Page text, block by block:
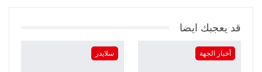
قد يعجبك ايضا
أخبار الجهة سلايدر